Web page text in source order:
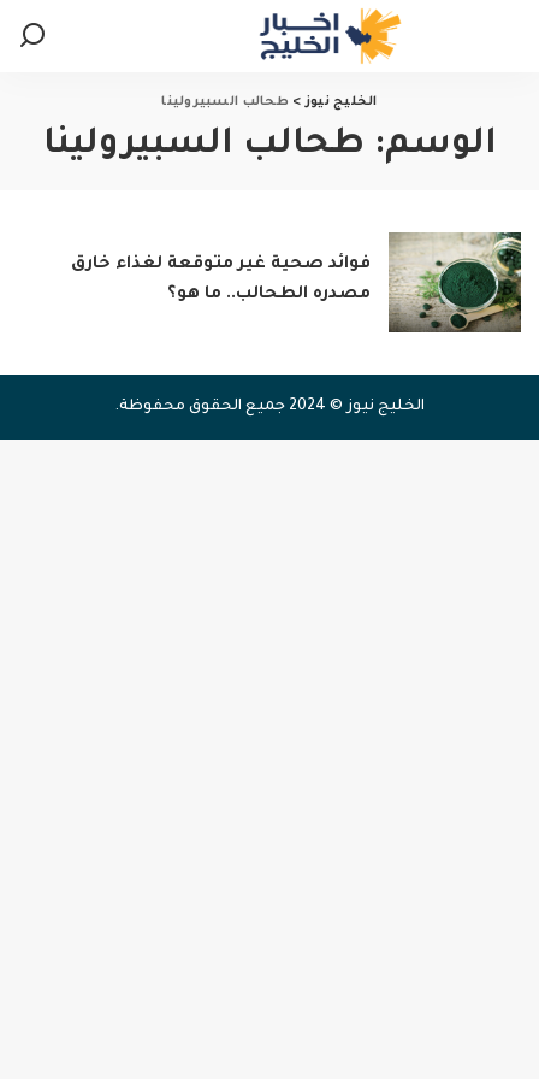
الخليج نيوز> طحالب السبيرولينا
الوسم: طحالب السبيرولينا
فوائد صحية غير متوقعة لغذاء خارق
مصدره الطحالب.. ما هو؟
الخليج نيوز © 2024 جميع الحقوق محفوظة.